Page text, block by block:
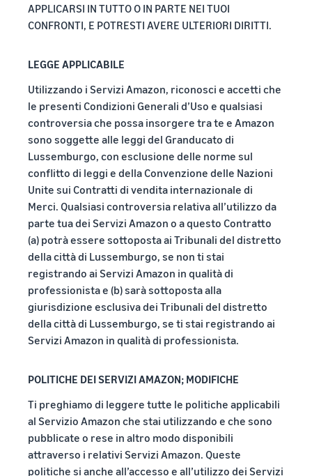
APPLICARSI IN TUTTO O IN PARTE NEI TUOI
CONFRONTI, E POTRESTI AVERE ULTERIORI DIRITTI.
LEGGE APPLICABILE
Utilizzando i Servizi Amazon, riconosci e accetti che
le presenti Condizioni Generali d’Uso e qualsiasi
controversia che possa insorgere tra te e Amazon
sono soggette alle leggi del Granducato di
Lussemburgo, con esclusione delle norme sul
conflitto di leggi e della Convenzione delle Nazioni
Unite sui Contratti di vendita internazionale di
Merci. Qualsiasi controversia relativa all’utilizzo da
parte tua dei Servizi Amazon o a questo Contratto
(a) potrà essere sottoposta ai Tribunali del distretto
della città di Lussemburgo, se non ti stai
registrando ai Servizi Amazon in qualità di
professionista e (b) sarà sottoposta alla
giurisdizione esclusiva dei Tribunali del distretto
della città di Lussemburgo, se ti stai registrando ai
Servizi Amazon in qualità di professionista.
POLITICHE DEI SERVIZI AMAZON; MODIFICHE
Ti preghiamo di leggere tutte le politiche applicabili
al Servizio Amazon che stai utilizzando e che sono
pubblicate o rese in altro modo disponibili
attraverso i relativi Servizi Amazon. Queste
politiche si anche all’accesso e all’utilizzo dei Servizi